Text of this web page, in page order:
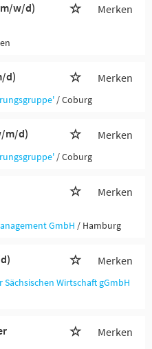
w/d) Merken
d) Merken
/ Coburg
m/d) Merken
/ Coburg
Merken
GmbH / Hamburg
Merken
Wirtschaft gGmbH
Merken